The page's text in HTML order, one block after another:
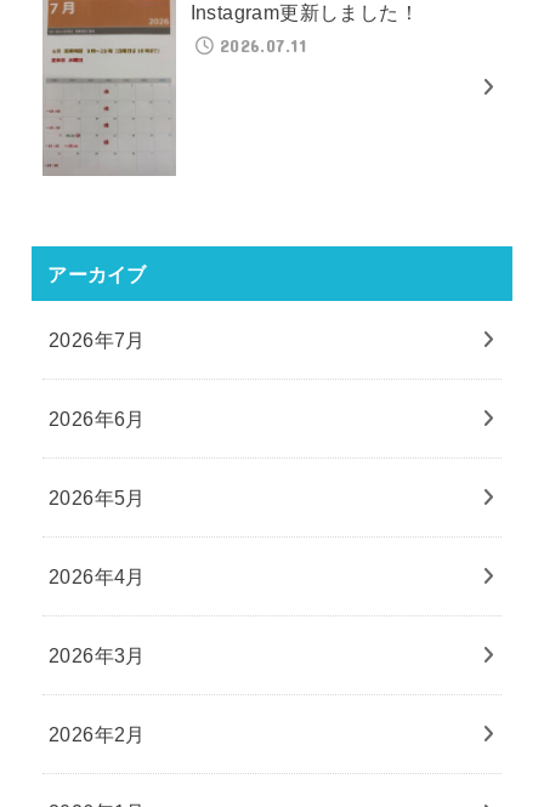
Instagram更新しました！
2026.07.11
アーカイブ
2026年7月
2026年6月
2026年5月
2026年4月
2026年3月
2026年2月